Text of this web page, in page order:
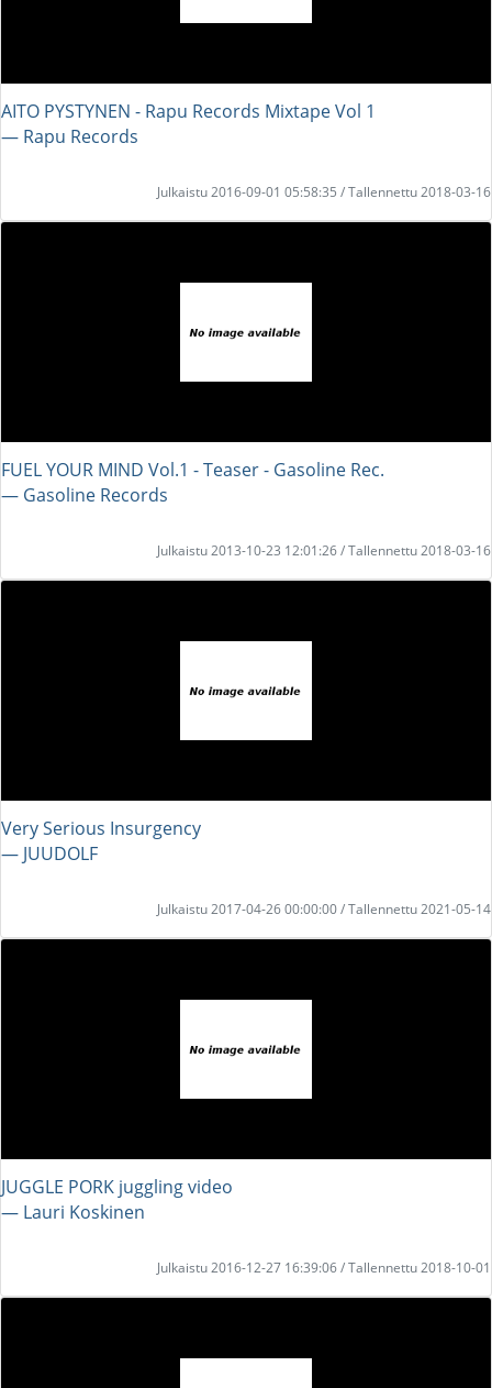
AITO PYSTYNEN - Rapu Records Mixtape Vol 1
― Rapu Records
Julkaistu 2016-09-01 05:58:35 / Tallennettu 2018-03-16
FUEL YOUR MIND Vol.1 - Teaser - Gasoline Rec.
― Gasoline Records
Julkaistu 2013-10-23 12:01:26 / Tallennettu 2018-03-16
Very Serious Insurgency
― JUUDOLF
Julkaistu 2017-04-26 00:00:00 / Tallennettu 2021-05-14
JUGGLE PORK juggling video
― Lauri Koskinen
Julkaistu 2016-12-27 16:39:06 / Tallennettu 2018-10-01